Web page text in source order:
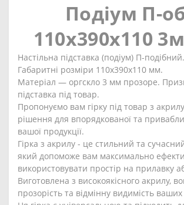
Подіум П-
110х390х110
Настільна підставка (подіум) П-подібний.
Габаритні розміри 110х390х110 мм.
Матеріал — оргскло 3 мм прозоре.
підставка під товар.
Пропонуємо вам гірку під товар з
рішення для впорядкованої та
вашої продукції.
Гірка з акрилу - це стильний та
який допоможе вам максимально
використовувати простір на прилавку
Виготовлена з високоякісного акрилу,
прозорість та відмінну видимість ваших